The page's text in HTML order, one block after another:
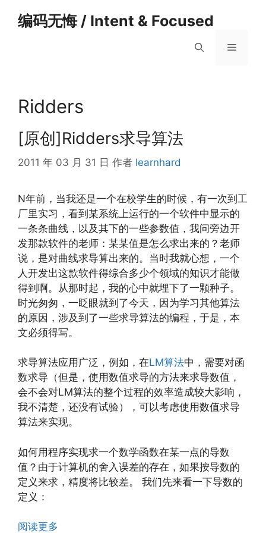
编码无悔 / Intent & Focused
菜
Ridders
[原创]Ridders求导算法
2011 年 03 月 31 日 作者 learnhard
N年前，当我还是一个在校学生的时候，有一次到工
厂里实习，看到某系统上运行的一个软件中显示的
一条条曲线，以及其下的一些参数值，我问旁边开
发那款软件的老师：某某值是怎么求出来的？老师
说，是对曲线求导算出来的。当时我就心想，一个
人开发出这款软件得综合多少个领域的知识才能做
得到啊。从那时起，我的心中就埋下了一颗种子。
时光匆匆，一眨眼就到了今天，因为学习其他算法
的原因，涉及到了一些求导算法的编程，于是，本
文必须得写。
求导算法应用广泛，例如，在LM算法中，需要对函
数求导（但是，使用数值求导的方法来求导数值，
会不会对LM算法的整个过程的效率造成较大影响，
我不清楚，还没有试验），可以考虑使用数值求导
算法来实现。
如何用程序实现求一个数学函数在某一点的导数
值？由于计算机的舍入误差的存在，如果按导数的
定义来求，精度将比较差。 我们先来看一下导数的
定义：
阅读更多